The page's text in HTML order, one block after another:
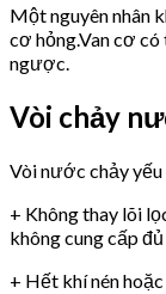
Một nguyên nhân
cơ hỏng.Van cơ
ngược.
Vòi chảy
Vòi nước chảy yếu
+ Không thay lõi
không cung cấp
+ Hết khí nén